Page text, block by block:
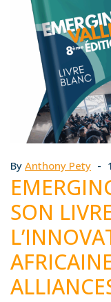
By Anthony Pety
SON